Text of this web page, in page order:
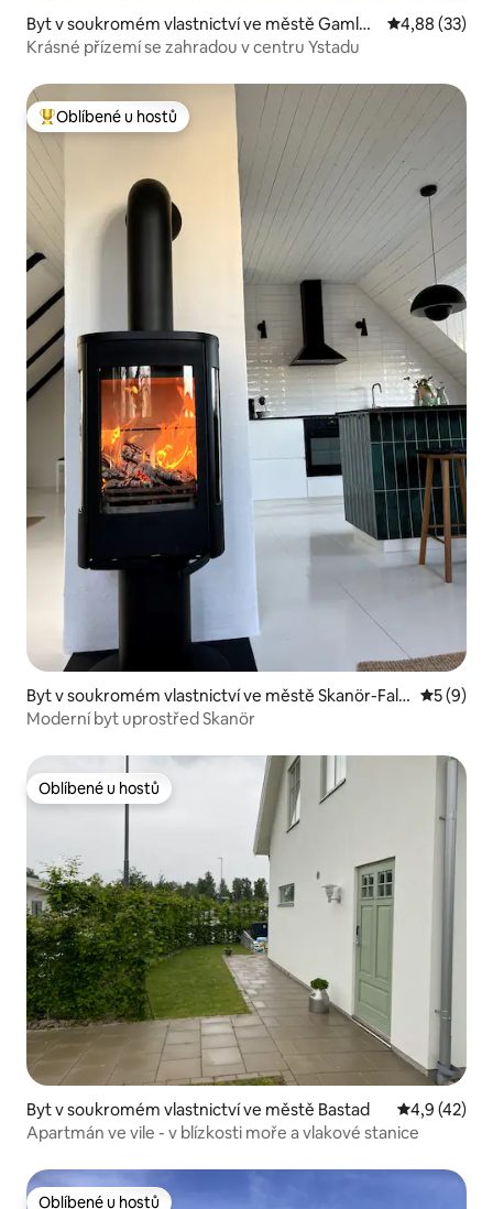
Byt v soukromém vlastnictví ve městě Gamla
Staden-Sandskogen
Průměrné
4,88 (33)
Krásné přízemí se zahradou v centru Ystadu
Nejlepší v kategorii Oblíbené u hostů
Oblíbené u hostů
Byt v soukromém vlastnictví ve městě Skanör-Fals
terbo
5 (9)
Moderní byt uprostřed Skanör
Oblíbené u hostů
Oblíbené u hostů
Byt v soukromém vlastnictví ve městě Bastad Průměrné
4,9 (42)
Apartmán ve vile - v blízkosti moře a vlakové stanice
Oblíbené u hostů